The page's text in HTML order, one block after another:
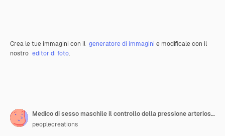
Crea le tue immagini con il generatore di immagini e modificale con il
nostro editor di foto.
Medico di sesso maschile il controllo della pressione arteriosa del paziente
peoplecreations